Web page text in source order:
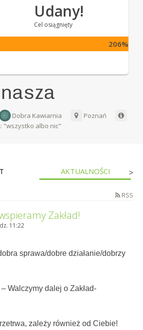
Udany!
Cel osiągnięty
206%
Dobra Kawiarnia
Poznań
"wszystko albo nic"
AKTUALNOŚCI >
RSS
Zakład!
11:22
sprawa/dobre działanie/dobrzy
Walczymy dalej o Zakład-
zależy również od Ciebie!